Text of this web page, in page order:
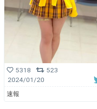
5318
523
2024/01/20
速報